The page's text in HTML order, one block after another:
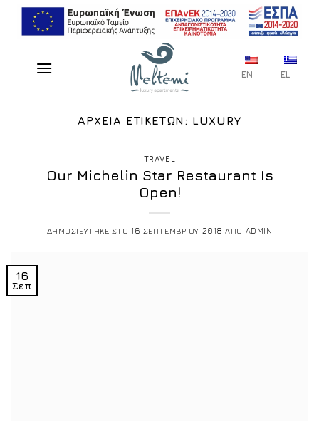
Μετάβαση
EN EL
ΑΡΧΕΙΑ ΕΤΙΚΕΤΩΝ: LUXURY
TRAVEL
Our Michelin Star Restaurant Is
Open!
ΔΗΜΟΣΙΕΥΤΗΚΕ ΣΤΟ 16 ΣΕΠΤΕΜΒΡΙΟΥ 2018 ΑΠΟ ADMIN
16
Σεπ